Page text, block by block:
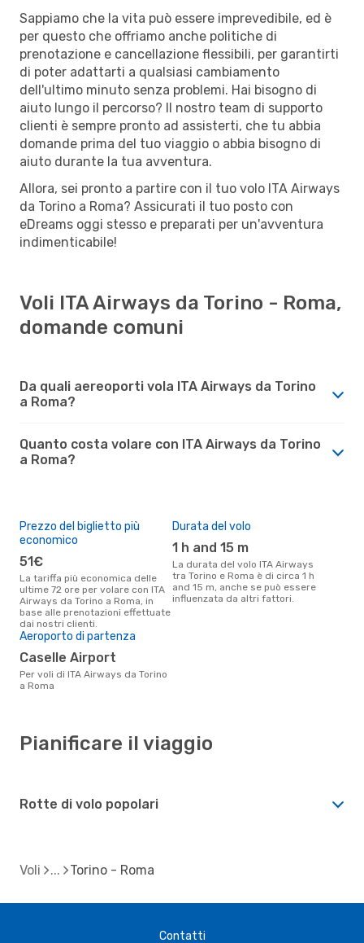
Sappiamo che la vita può essere imprevedibile, ed è
per questo che offriamo anche politiche di
prenotazione e cancellazione flessibili, per garantirti
di poter adattarti a qualsiasi cambiamento
dell'ultimo minuto senza problemi. Hai bisogno di
aiuto lungo il percorso? Il nostro team di supporto
clienti è sempre pronto ad assisterti, che tu abbia
domande prima del tuo viaggio o abbia bisogno di
aiuto durante la tua avventura.
Allora, sei pronto a partire con il tuo volo ITA Airways
da Torino a Roma? Assicurati il tuo posto con
eDreams oggi stesso e preparati per un'avventura
indimenticabile!
Voli ITA Airways da Torino - Roma,
domande comuni
Da quali aereoporti vola ITA Airways da Torino
a Roma?
Quanto costa volare con ITA Airways da Torino
a Roma?
Prezzo del biglietto più
economico
51€
La tariffa più economica delle
ultime 72 ore per volare con ITA
Airways da Torino a Roma, in
base alle prenotazioni effettuate
dai nostri clienti.
Durata del volo
1 h and 15 m
La durata del volo ITA Airways
tra Torino e Roma è di circa 1 h
and 15 m, anche se può essere
influenzata da altri fattori.
Aeroporto di partenza
Caselle Airport
Per voli di ITA Airways da Torino
a Roma
Pianificare il viaggio
Rotte di volo popolari
Voli Torino - Roma
Contatti